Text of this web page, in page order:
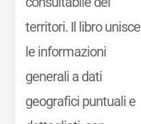
territori. Il libro unisce
le informazioni
generali a dati
geografici puntuali e